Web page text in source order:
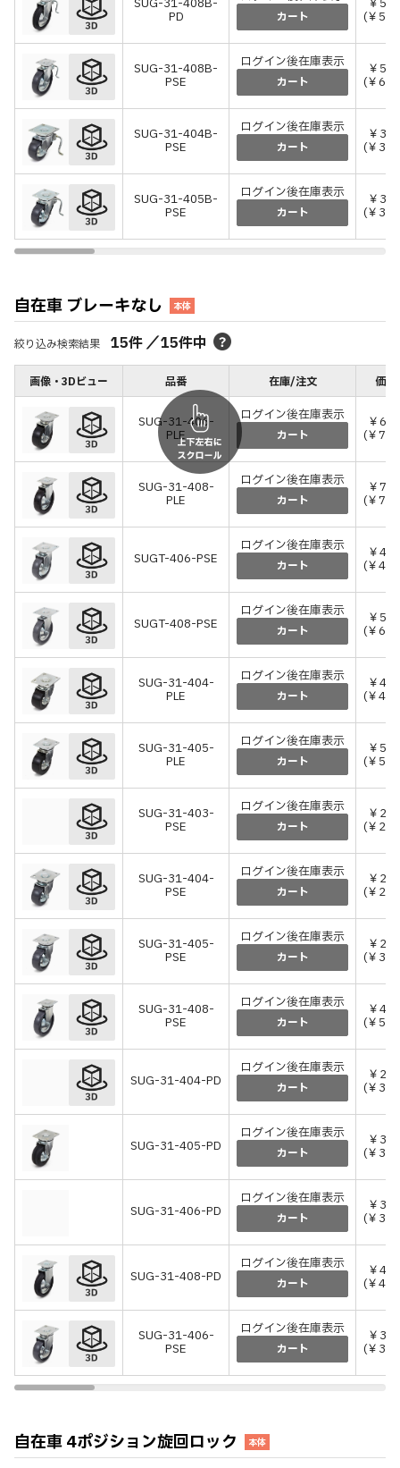
SUG-31-408B-
PD カート
￥
(￥
SUG-31-408B-
PSE
ログイン後在庫表示
カート
￥
(￥
SUG-31-404B-
PSE
ログイン後在庫表示
カート
￥
(￥
SUG-31-405B-
PSE
ログイン後在庫表示
カート
￥
(￥
自在車 ブレーキなし 本体
絞り込み検索結果 15件／15件中
画像・3Dビュー 品番 在庫/注文 価格
SUG-31-406-
PLE
ログイン後在庫表示
カート
￥
(￥
SUG-31-408-
PLE
ログイン後在庫表示
カート
￥
(￥
SUGT-406-PSE
ログイン後在庫表示
カート
￥
(￥
SUGT-408-PSE
ログイン後在庫表示
カート
￥
(￥
SUG-31-404-
PLE
ログイン後在庫表示
カート
￥
(￥
SUG-31-405-
PLE
ログイン後在庫表示
カート
￥
(￥
SUG-31-403-
PSE
ログイン後在庫表示
カート
￥
(￥
SUG-31-404-
PSE
ログイン後在庫表示
カート
￥
(￥
SUG-31-405-
PSE
ログイン後在庫表示
カート
￥
(￥
SUG-31-408-
PSE
ログイン後在庫表示
カート
￥
(￥
SUG-31-404-PD
ログイン後在庫表示
カート
￥
(￥
SUG-31-405-PD
ログイン後在庫表示
カート
￥
(￥
SUG-31-406-PD
ログイン後在庫表示
カート
￥
(￥
SUG-31-408-PD
ログイン後在庫表示
カート
￥
(￥
SUG-31-406-
PSE
ログイン後在庫表示
カート
￥
(￥
自在車 4ポジション旋回ロック 本体